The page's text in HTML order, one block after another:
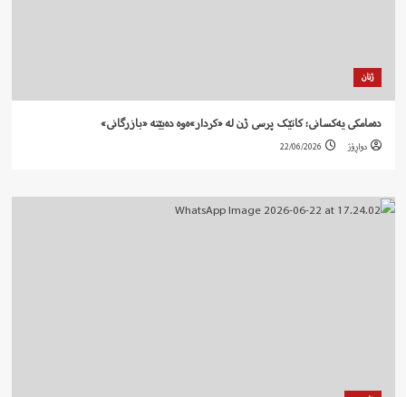
ژنان
دەمامکی یەکسانی: کاتێک پرسی ژن لە «کردار»ەوە دەبێتە «بازرگانی»
دواڕۆژ 22/06/2026